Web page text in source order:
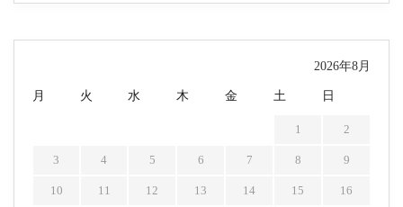
2026年8月
月 火 水 木 金 土 日
1 2
3 4 5 6 7 8 9
10 11 12 13 14 15 16